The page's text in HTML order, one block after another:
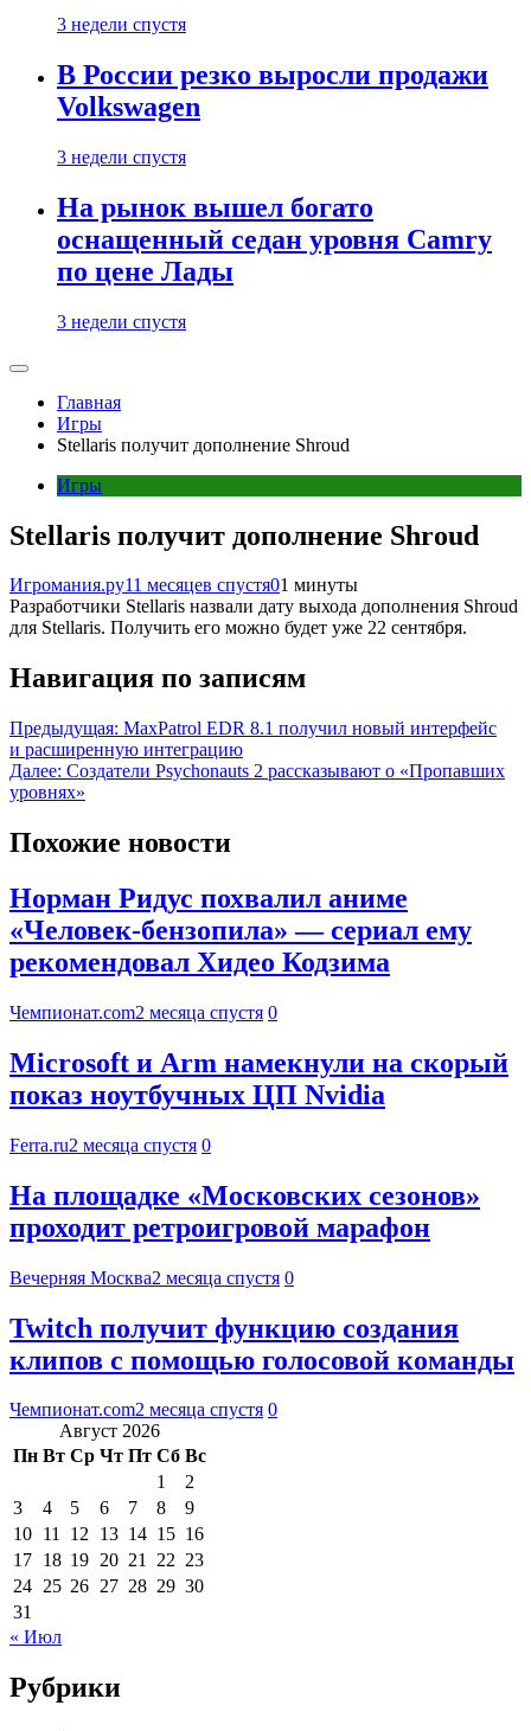
3 недели спустя
В России резко выросли продажи
Volkswagen
3 недели спустя
На рынок вышел богато
оснащенный седан уровня Camry
по цене Лады
3 недели спустя
Главная
Игры
Stellaris получит дополнение Shroud
Игры
Stellaris получит дополнение Shroud
Игромания.ру11 месяцев спустя01 минуты
Разработчики Stellaris назвали дату выхода дополнения Shroud
для Stellaris. Получить его можно будет уже 22 сентября.
Навигация по записям
Предыдущая: MaxPatrol EDR 8.1 получил новый интерфейс
и расширенную интеграцию
Далее: Создатели Psychonauts 2 рассказывают о «Пропавших
уровнях»
Похожие новости
Норман Ридус похвалил аниме
«Человек-бензопила» — сериал ему
рекомендовал Хидео Кодзима
Чемпионат.com2 месяца спустя 0
Microsoft и Arm намекнули на скорый
показ ноутбучных ЦП Nvidia
Ferra.ru2 месяца спустя 0
На площадке «Московских сезонов»
проходит ретроигровой марафон
Вечерняя Москва2 месяца спустя 0
Twitch получит функцию создания
клипов с помощью голосовой команды
Чемпионат.com2 месяца спустя 0
Август 2026
Пн Вт Ср Чт Пт Сб Вс
1
2
3
4 5 6 7 8
9
10 11 12 13 14 15 16
17 18 19 20 21 22 23
24 25 26 27 28 29 30
31
« Июл
Рубрики